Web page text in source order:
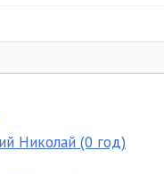
Николай (0 год)